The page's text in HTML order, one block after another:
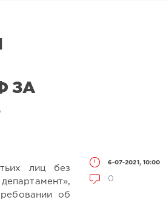
ЗА
6-07-2021, 10:00
0
лиц без
об